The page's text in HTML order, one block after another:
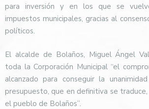
para inversión y en los que se
impuestos municipales, gracias al
políticos.
El alcalde de Bolaños, Miguel Ángel
toda la Corporación Municipal “el
alcanzado para conseguir la
presupuesto, que en definitiva se
el pueblo de Bolaños”.